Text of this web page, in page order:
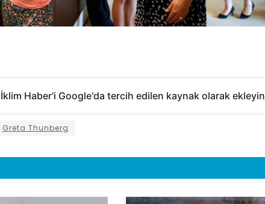
İklim Haber'i Google'da tercih edilen kaynak olarak ekleyin
Greta Thunberg